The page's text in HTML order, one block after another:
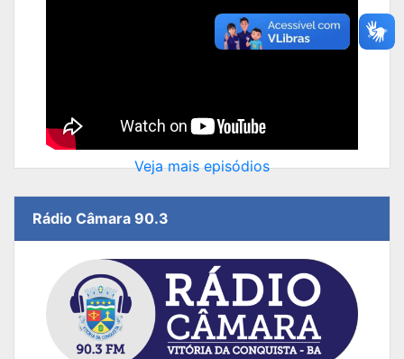
Veja mais episódios
Rádio Câmara 90.3